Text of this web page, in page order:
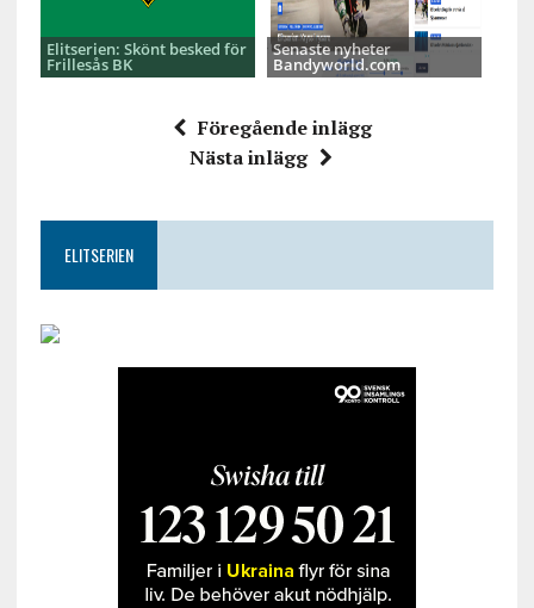
Elitserien: Skönt besked för
Frillesås BK
Senaste nyheter
Bandyworld.com
Föregående inlägg
Nästa inlägg
ELITSERIEN